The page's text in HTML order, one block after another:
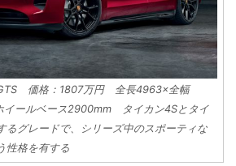
価格：1807万円 全長4963×全幅
ールベース2900mm タイカン4Sとタイ
るグレードで、シリーズ中のスポーティな
性格を有する